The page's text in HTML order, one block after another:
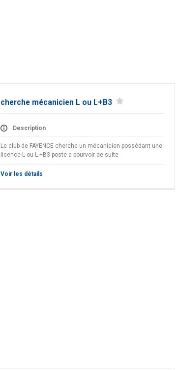
cherche mécanicien L ou L+B3
Description
Le club de FAYENCE cherche un mécanicien possédant une
licence L ou L +B3 poste a pourvoir de suite
Voir les détails